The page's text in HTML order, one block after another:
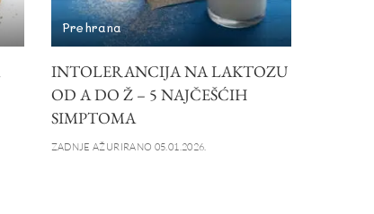
Prehrana
INTOLERANCIJA NA LAKTOZU
OD A DO Ž – 5 NAJČEŠĆIH
SIMPTOMA
ZADNJE AŽURIRANO 05.01.2026.